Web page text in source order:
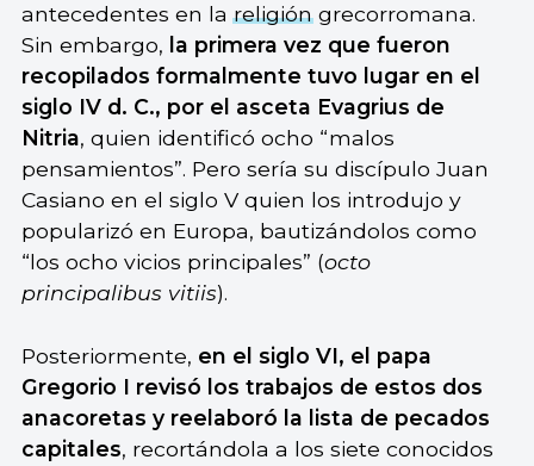
antecedentes en lareligióngrecorromana.
Sin embargo, la primera vez que fueron
recopilados formalmente tuvo lugar en el
siglo IV d. C., por el asceta Evagrius de
Nitria, quien identificó ocho “malos
pensamientos”. Pero sería su discípulo Juan
Casiano en el siglo V quien los introdujo y
popularizó en Europa, bautizándolos como
“los ocho vicios principales” (octo
principalibus vitiis).
Posteriormente, en el siglo VI, el papa
Gregorio I revisó los trabajos de estos dos
anacoretas y reelaboró la lista de pecados
capitales, recortándola a los siete conocidos